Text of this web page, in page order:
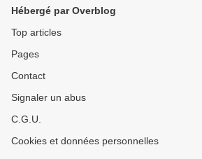
Hébergé par Overblog
Top articles
Pages
Contact
Signaler un abus
C.G.U.
Cookies et données personnelles